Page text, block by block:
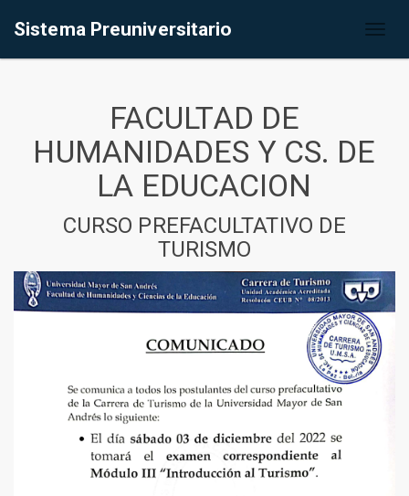
Sistema Preuniversitario
FACULTAD DE
HUMANIDADES Y CS. DE
LA EDUCACION
CURSO PREFACULTATIVO DE
TURISMO